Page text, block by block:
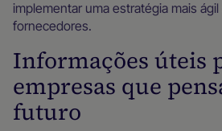
implementar uma estratégia mais
fornecedores.
Informações úteis
empresas que
futuro